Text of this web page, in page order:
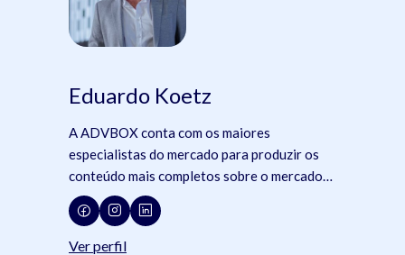
Eduardo Koetz
A ADVBOX conta com os maiores
especialistas do mercado para produzir os
conteúdo mais completos sobre o mercado
jurídico, tecnologia e advocacia.
Ver perfil